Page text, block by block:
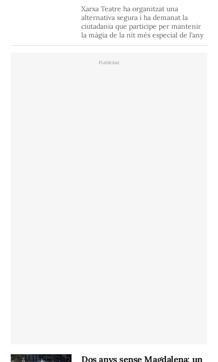
Xarxa Teatre ha organitzat una
alternativa segura i ha demanat la
ciutadania que participe per mantenir
la màgia de la nit més especial de l’any
Dos anys sense Magdalena: un